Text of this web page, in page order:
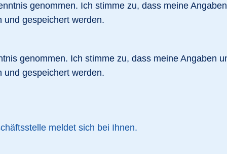
genommen. Ich stimme zu, dass meine
und gespeichert werden.
genommen. Ich stimme zu, dass meine Angaben
und gespeichert werden.
meldet sich bei Ihnen.